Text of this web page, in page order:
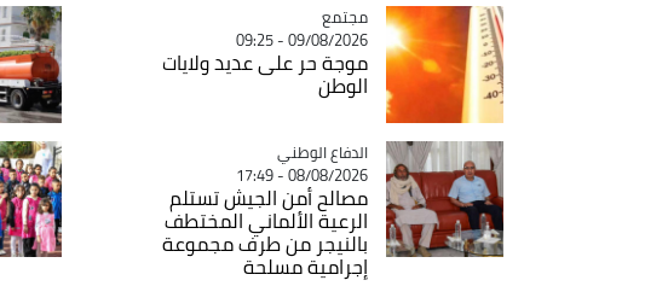
Catégorie
مجتمع
09/08/2026 - 09:25
موجة حر على عديد ولايات
الوطن
Catégorie
الدفاع الوطني
08/08/2026 - 17:49
مصالح أمن الجيش تستلم
الرعية الألماني المختطف
بالنيجر من طرف مجموعة
إجرامية مسلحة